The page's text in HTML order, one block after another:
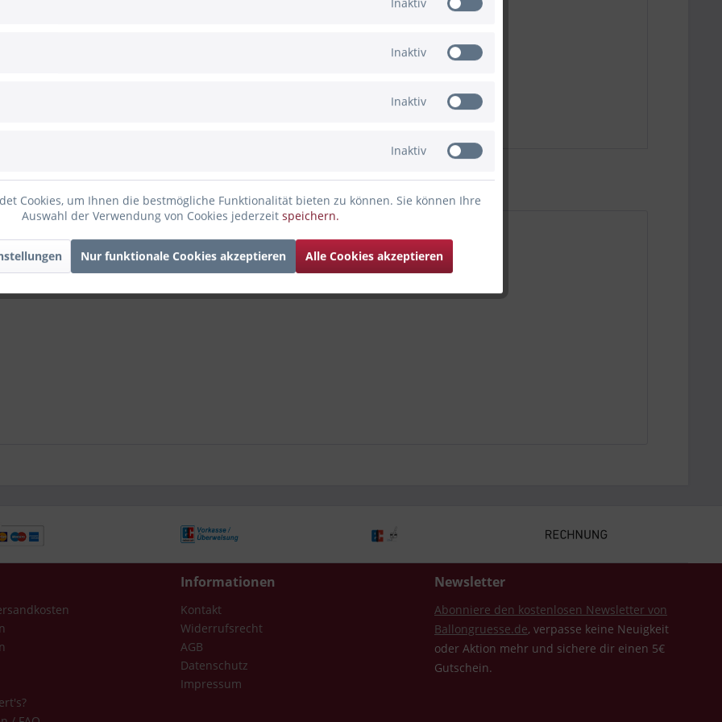
haben sich ebenfalls angesehen
Informationen
Kontakt
Widerrufsrecht
AGB
Datenschutz
Impressum
Newsletter
Abonniere den kostenlosen Newsletter von
Ballongruesse.de, verpasse keine Neuigkeit
oder Aktion mehr und sichere dir einen 5€
Gutschein.
Inaktiv
Inaktiv
Inaktiv
Cookies, um Ihnen die bestmögliche Funktionalität bieten zu können. Sie können Ihre
Auswahl der Verwendung von Cookies jederzeit speichern.
Nur funktionale Cookies akzeptieren Alle Cookies akzeptieren